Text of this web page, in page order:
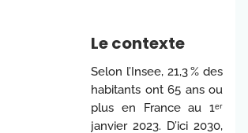
Le contexte
Selon l’Insee, 21,3 % des
habitants ont 65 ans ou
plus en France au 1ᵉʳ
janvier 2023. D’ici 2030,